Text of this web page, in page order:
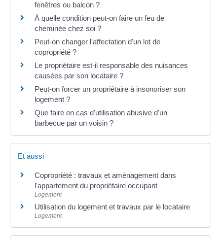
fenêtres ou balcon ?
À quelle condition peut-on faire un feu de
cheminée chez soi ?
Peut-on changer l'affectation d'un lot de
copropriété ?
Le propriétaire est-il responsable des nuisances
causées par son locataire ?
Peut-on forcer un propriétaire à insonoriser son
logement ?
Que faire en cas d'utilisation abusive d'un
barbecue par un voisin ?
Et aussi
Copropriété : travaux et aménagement dans
l'appartement du propriétaire occupant
Logement
Utilisation du logement et travaux par le locataire
Logement